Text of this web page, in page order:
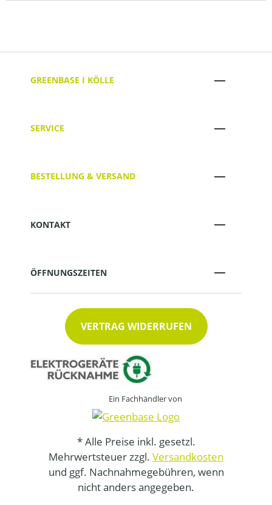
GREENBASE I KÖLLE
SERVICE
BESTELLUNG & VERSAND
KONTAKT
ÖFFNUNGSZEITEN
VERTRAG WIDERRUFEN
Ein Fachhändler von
* Alle Preise inkl. gesetzl.
Mehrwertsteuer zzgl. Versandkosten
und ggf. Nachnahmegebühren, wenn
nicht anders angegeben.